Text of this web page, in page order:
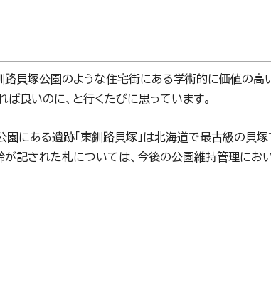
路貝塚公園のような住宅街にある学術的に価値の高
ば良いのに、と行くたびに思っています。
園にある遺跡「東釧路貝塚」は北海道で最古級の貝
が記された札については、今後の公園維持管理にお